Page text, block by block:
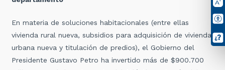
En materia de soluciones habitacionales (entre ellas
vivienda rural nueva, subsidios para adquisición de vivienda
urbana nueva y titulación de predios), el Gobierno del
Presidente Gustavo Petro ha invertido más de $900.700